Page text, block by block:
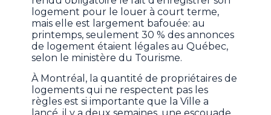
logement pour le louer à court terme,
mais elle est largement bafouée: au
printemps, seulement 30 % des annonces
de logement étaient légales au Québec,
selon le ministère du Tourisme.
À Montréal, la quantité de propriétaires de
logements qui ne respectent pas les
règles est si importante que la Ville a